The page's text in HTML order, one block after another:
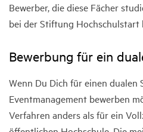
Bewerber, die diese Fächer
bei der Stiftung Hochschulstart
Bewerbung für ein
Wenn Du Dich für einen dualen
Eventmanagement bewerben
Verfahren anders als für ein